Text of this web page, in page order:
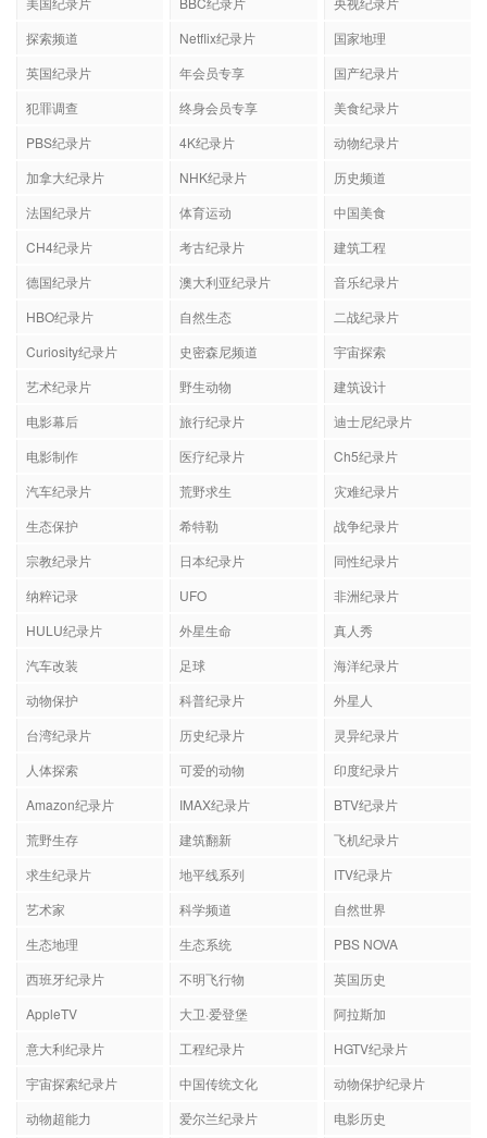
探索频道
Netflix纪录片
国家地理
英国纪录片
年会员专享
国产纪录片
犯罪调查
终身会员专享
美食纪录片
PBS纪录片
4K纪录片
动物纪录片
加拿大纪录片
NHK纪录片
历史频道
法国纪录片
体育运动
中国美食
CH4纪录片
考古纪录片
建筑工程
德国纪录片
澳大利亚纪录片
音乐纪录片
HBO纪录片
自然生态
二战纪录片
Curiosity纪录片
史密森尼频道
宇宙探索
艺术纪录片
野生动物
建筑设计
电影幕后
旅行纪录片
迪士尼纪录片
电影制作
医疗纪录片
Ch5纪录片
汽车纪录片
荒野求生
灾难纪录片
生态保护
希特勒
战争纪录片
宗教纪录片
日本纪录片
同性纪录片
纳粹记录
UFO
非洲纪录片
HULU纪录片
外星生命
真人秀
汽车改装
足球
海洋纪录片
动物保护
科普纪录片
外星人
台湾纪录片
历史纪录片
灵异纪录片
人体探索
可爱的动物
印度纪录片
Amazon纪录片
IMAX纪录片
BTV纪录片
荒野生存
建筑翻新
飞机纪录片
求生纪录片
地平线系列
ITV纪录片
艺术家
科学频道
自然世界
生态地理
生态系统
PBS NOVA
西班牙纪录片
不明飞行物
英国历史
AppleTV
大卫·爱登堡
阿拉斯加
意大利纪录片
工程纪录片
HGTV纪录片
宇宙探索纪录片
中国传统文化
动物保护纪录片
动物超能力
爱尔兰纪录片
电影历史